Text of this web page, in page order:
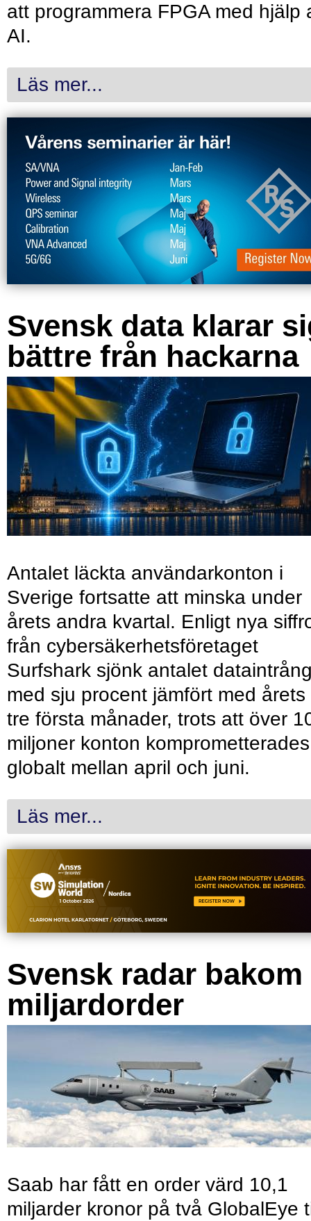
att programmera FPGA med hjälp
AI.
Läs mer...
Svensk data klarar
bättre från hackarna
Antalet läckta användarkonton i
Sverige fortsatte att minska under
årets andra kvartal. Enligt nya
från cybersäkerhetsföretaget
Surfshark sjönk antalet
med sju procent jämfört med årets
tre första månader, trots att över
miljoner konton komprometterades
globalt mellan april och juni.
Läs mer...
Svensk radar bakom
miljardorder
Saab har fått en order värd 10,1
miljarder kronor på två GlobalEye